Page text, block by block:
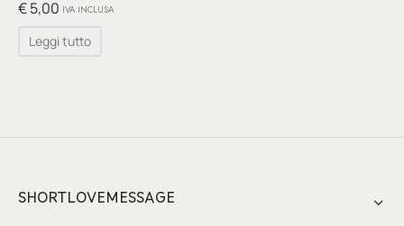
€5,00 IVA INCLUSA
Leggi tutto
SHORTLOVEMESSAGE
per Te